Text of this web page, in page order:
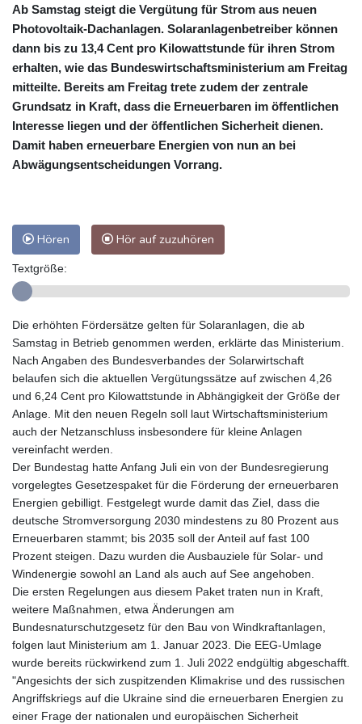
Ab Samstag steigt die Vergütung für Strom aus neuen
Photovoltaik-Dachanlagen. Solaranlagenbetreiber können
dann bis zu 13,4 Cent pro Kilowattstunde für ihren Strom
erhalten, wie das Bundeswirtschaftsministerium am Freitag
mitteilte. Bereits am Freitag trete zudem der zentrale
Grundsatz in Kraft, dass die Erneuerbaren im öffentlichen
Interesse liegen und der öffentlichen Sicherheit dienen.
Damit haben erneuerbare Energien von nun an bei
Abwägungsentscheidungen Vorrang.
Hören Hör auf zuzuhören
Textgröße:
Die erhöhten Fördersätze gelten für Solaranlagen, die ab
Samstag in Betrieb genommen werden, erklärte das Ministerium.
Nach Angaben des Bundesverbandes der Solarwirtschaft
belaufen sich die aktuellen Vergütungssätze auf zwischen 4,26
und 6,24 Cent pro Kilowattstunde in Abhängigkeit der Größe der
Anlage. Mit den neuen Regeln soll laut Wirtschaftsministerium
auch der Netzanschluss insbesondere für kleine Anlagen
vereinfacht werden.
Der Bundestag hatte Anfang Juli ein von der Bundesregierung
vorgelegtes Gesetzespaket für die Förderung der erneuerbaren
Energien gebilligt. Festgelegt wurde damit das Ziel, dass die
deutsche Stromversorgung 2030 mindestens zu 80 Prozent aus
Erneuerbaren stammt; bis 2035 soll der Anteil auf fast 100
Prozent steigen. Dazu wurden die Ausbauziele für Solar- und
Windenergie sowohl an Land als auch auf See angehoben.
Die ersten Regelungen aus diesem Paket traten nun in Kraft,
weitere Maßnahmen, etwa Änderungen am
Bundesnaturschutzgesetz für den Bau von Windkraftanlagen,
folgen laut Ministerium am 1. Januar 2023. Die EEG-Umlage
wurde bereits rückwirkend zum 1. Juli 2022 endgültig abgeschafft.
"Angesichts der sich zuspitzenden Klimakrise und des russischen
Angriffskriegs auf die Ukraine sind die erneuerbaren Energien zu
einer Frage der nationalen und europäischen Sicherheit